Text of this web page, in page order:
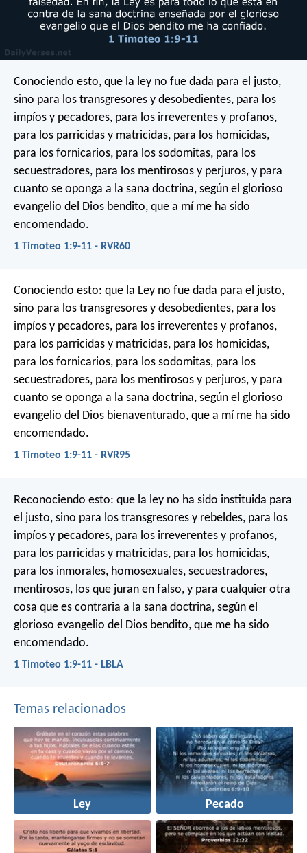
Conociendo esto, que la ley no fue dada para el justo,
sino para los transgresores y desobedientes, para los
impíos y pecadores, para los irreverentes y profanos,
para los parricidas y matricidas, para los homicidas,
para los fornicarios, para los sodomitas, para los
secuestradores, para los mentirosos y perjuros, y para
cuanto se oponga a la sana doctrina, según el glorioso
evangelio del Dios bendito, que a mí me ha sido
encomendado.
1 Timoteo 1:9-11 - RVR60
Conociendo esto: que la Ley no fue dada para el justo,
sino para los transgresores y desobedientes, para los
impíos y pecadores, para los irreverentes y profanos,
para los parricidas y matricidas, para los homicidas,
para los fornicarios, para los sodomitas, para los
secuestradores, para los mentirosos y perjuros, y para
cuanto se oponga a la sana doctrina, según el glorioso
evangelio del Dios bienaventurado, que a mí me ha sido
encomendado.
1 Timoteo 1:9-11 - RVR95
Reconociendo esto: que la ley no ha sido instituida para
el justo, sino para los transgresores y rebeldes, para los
impíos y pecadores, para los irreverentes y profanos,
para los parricidas y matricidas, para los homicidas,
para los inmorales, homosexuales, secuestradores,
mentirosos, los que juran en falso, y para cualquier otra
cosa que es contraria a la sana doctrina, según el
glorioso evangelio del Dios bendito, que me ha sido
encomendado.
1 Timoteo 1:9-11 - LBLA
Temas relacionados
Ley Pecado